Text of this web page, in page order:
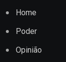
Home
Poder
Opinião